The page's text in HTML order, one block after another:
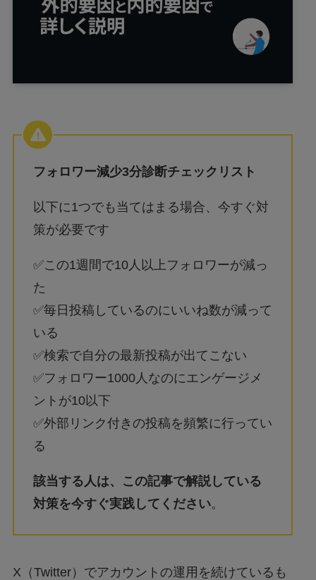
フォロワー減少3分診断チェックリスト
以下に1つでも当てはまる場合、今すぐ対
策が必要です
✅この1週間で10人以上フォロワーが減っ
た
✅毎日投稿しているのにいいね数が減って
いる
✅検索で自分の最新投稿が出てこない
✅フォロワー1000人なのにエンゲージメ
ントが10以下
✅外部リンク付きの投稿を頻繁に行ってい
る
該当する人は、この記事で解説している
対策を今すぐ実践してください。
X（Twitter）でアカウントの運用を続けているも